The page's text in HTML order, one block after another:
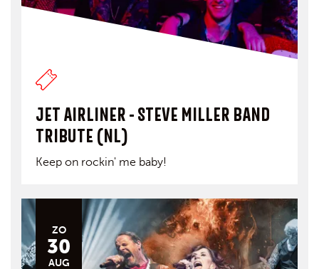
JET AIRLINER - STEVE MILLER BAND
TRIBUTE (NL)
Keep on rockin' me baby!
ZO
30
AUG